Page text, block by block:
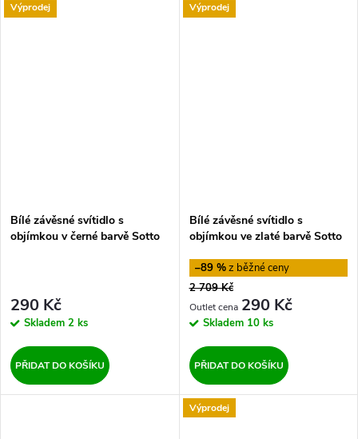
Výprodej
Bílé závěsné svítidlo s
objímkou v černé barvě Sotto
290 Kč
Skladem 2 ks
PŘIDAT DO KOŠÍKU
Výprodej
Bílé závěsné svítidlo s
objímkou ve zlaté barvě Sotto
–89 %
2 709 Kč
290 Kč
Skladem 10 ks
PŘIDAT DO KOŠÍKU
Výprodej